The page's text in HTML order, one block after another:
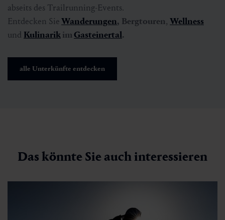
abseits des Trailrunning-Events.
Entdecken SieWanderungen, Bergtouren, Wellness
und KulinarikimGasteinertal.
alle Unterkünfte entdecken
Das könnte Sie auch interessieren